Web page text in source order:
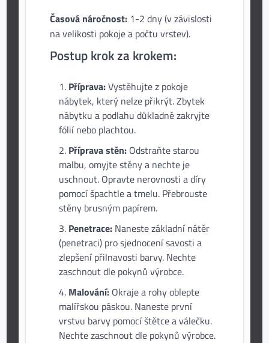
Časová náročnost: 1-2 dny (v závislosti
na velikosti pokoje a počtu vrstev).
Postup krok za krokem:
Příprava:Vystěhujte z pokoje
nábytek, který nelze přikrýt. Zbytek
nábytku a podlahu důkladně zakryjte
fólií nebo plachtou.
Příprava stěn: Odstraňte starou
malbu, omyjte stěny a nechte je
uschnout. Opravte nerovnosti a díry
pomocí špachtle a tmelu. Přebrouste
stěny brusným papírem.
Penetrace: Naneste základní nátěr
(penetraci) pro sjednocení savosti a
zlepšení přilnavosti barvy. Nechte
zaschnout dle pokynů výrobce.
Malování: Okraje a rohy oblepte
malířskou páskou. Naneste první
vrstvu barvy pomocí štětce a válečku.
Nechte zaschnout dle pokynů výrobce.